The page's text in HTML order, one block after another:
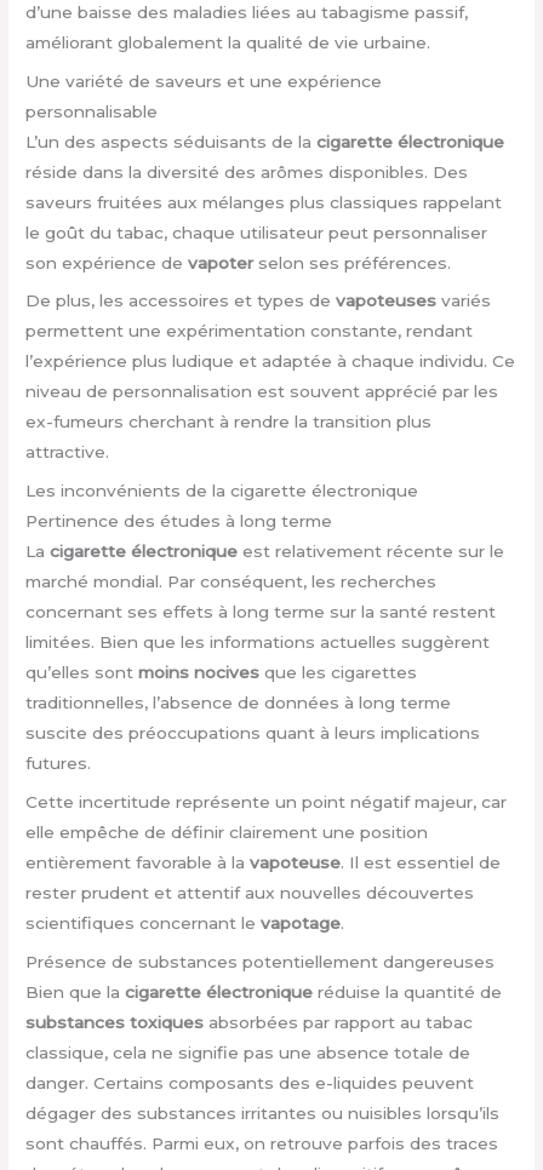
d’une baisse des maladies liées au tabagisme passif,
améliorant globalement la qualité de vie urbaine.
Une variété de saveurs et une expérience
personnalisable
L’un des aspects séduisants de lacigarette électronique
réside dans la diversité des arômes disponibles. Des
saveurs fruitées aux mélanges plus classiques rappelant
le goût du tabac, chaque utilisateur peut personnaliser
son expérience devapoterselon ses préférences.
De plus, les accessoires et types devapoteuses variés
permettent une expérimentation constante, rendant
l’expérience plus ludique et adaptée à chaque individu. Ce
niveau de personnalisation est souvent apprécié par les
ex-fumeurs cherchant à rendre la transition plus
attractive.
Les inconvénients de la cigarette électronique
Pertinence des études à long terme
Lacigarette électronique est relativement récente sur le
marché mondial. Par conséquent, les recherches
concernant ses effets à long terme sur la santé restent
limitées. Bien que les informations actuelles suggèrent
qu’elles sontmoins nocives que les cigarettes
traditionnelles, l’absence de données à long terme
suscite des préoccupations quant à leurs implications
futures.
Cette incertitude représente un point négatif majeur, car
elle empêche de définir clairement une position
entièrement favorable à lavapoteuse. Il est essentiel de
rester prudent et attentif aux nouvelles découvertes
scientifiques concernant levapotage.
Présence de substances potentiellement dangereuses
Bien que lacigarette électronique réduise la quantité de
substances toxiques absorbées par rapport au tabac
classique, cela ne signifie pas une absence totale de
danger. Certains composants des e-liquides peuvent
dégager des substances irritantes ou nuisibles lorsqu’ils
sont chauffés. Parmi eux, on retrouve parfois des traces